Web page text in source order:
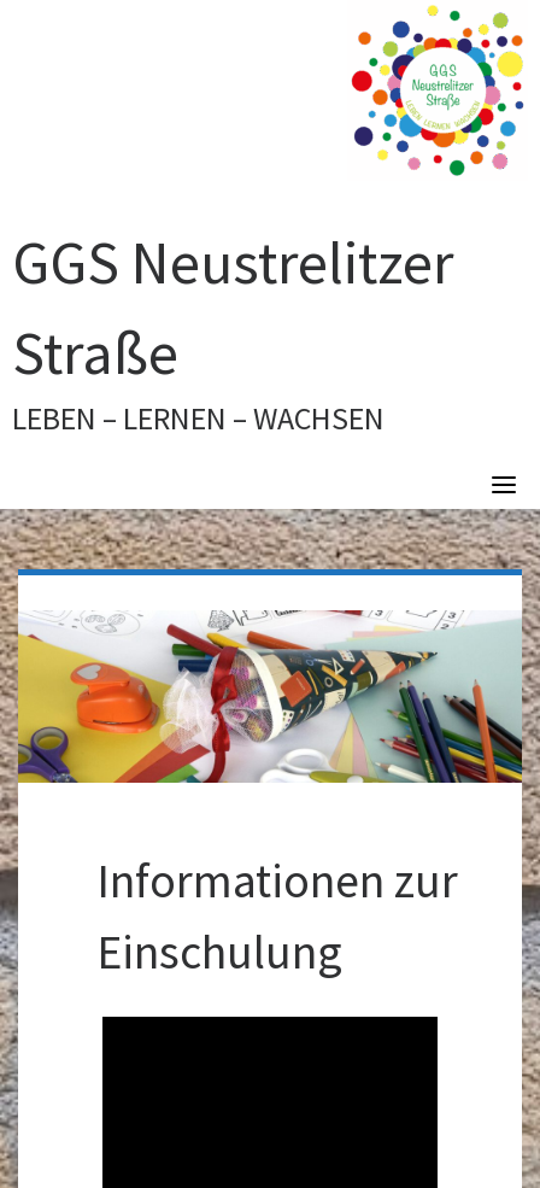
GGS Neustrelitzer
Straße
LEBEN – LERNEN – WACHSEN
Informationen zur
Einschulung